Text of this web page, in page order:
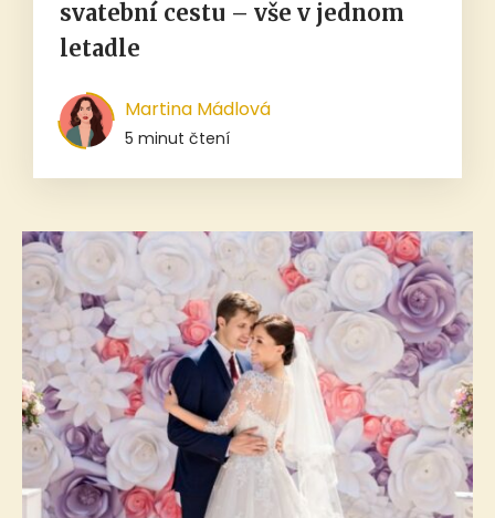
svatební cestu – vše v jednom
letadle
Martina Mádlová
5 minut čtení